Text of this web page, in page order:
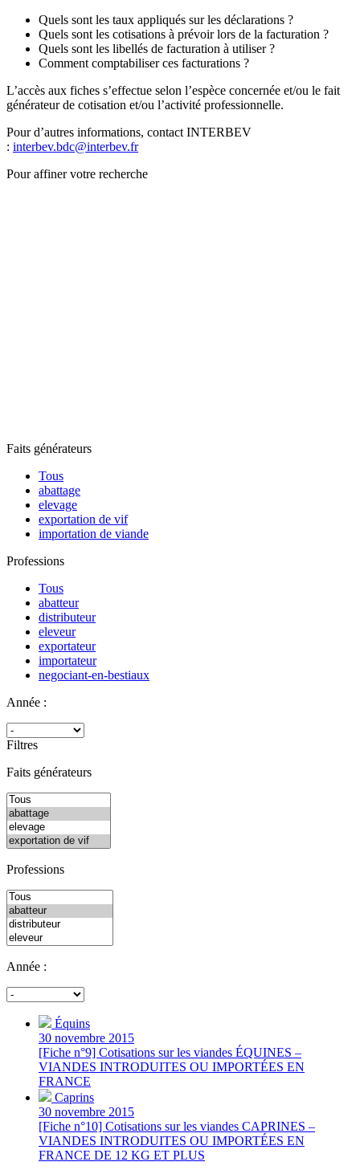
Quels sont les taux appliqués sur les déclarations ?
Quels sont les cotisations à prévoir lors de la facturation ?
Quels sont les libellés de facturation à utiliser ?
Comment comptabiliser ces facturations ?
L’accès aux fiches s’effectue selon l’espèce concernée et/ou le fait
générateur de cotisation et/ou l’activité professionnelle.
Pour d’autres informations, contact INTERBEV
: interbev.bdc@interbev.fr
Pour affiner votre recherche
Faits générateurs
Tous
abattage
elevage
exportation de vif
importation de viande
Professions
Tous
abatteur
distributeur
eleveur
exportateur
importateur
negociant-en-bestiaux
Année :
Filtres
Faits générateurs
Professions
Année :
Équins
30 novembre 2015
[Fiche n°9] Cotisations sur les viandes ÉQUINES –
VIANDES INTRODUITES OU IMPORTÉES EN
FRANCE
Caprins
30 novembre 2015
[Fiche n°10] Cotisations sur les viandes CAPRINES –
VIANDES INTRODUITES OU IMPORTÉES EN
FRANCE DE 12 KG ET PLUS